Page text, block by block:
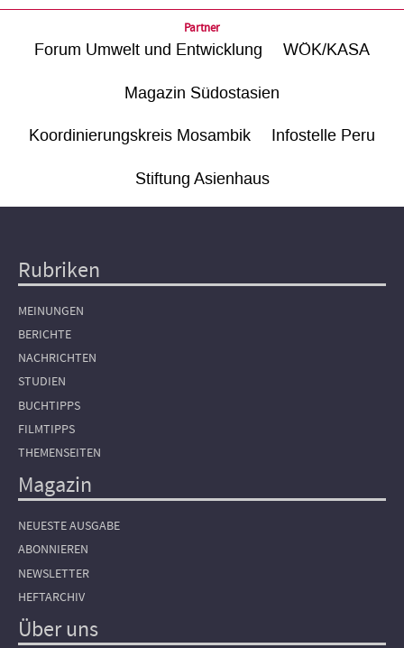
Partner
Forum Umwelt und Entwicklung WÖK/KASA
Magazin Südostasien
Koordinierungskreis Mosambik Infostelle Peru
Stiftung Asienhaus
Hauptnavigation
Rubriken
MEINUNGEN
BERICHTE
NACHRICHTEN
STUDIEN
BUCHTIPPS
FILMTIPPS
THEMENSEITEN
Magazin
NEUESTE AUSGABE
ABONNIEREN
NEWSLETTER
HEFTARCHIV
Über uns